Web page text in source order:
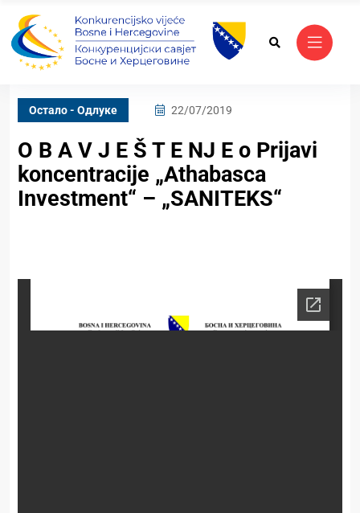
Oстало - Одлуке 22/07/2019
O B A V J E Š T E NJ E o Prijavi
koncentracije „Athabasca
Investment“ – „SANITEKS“